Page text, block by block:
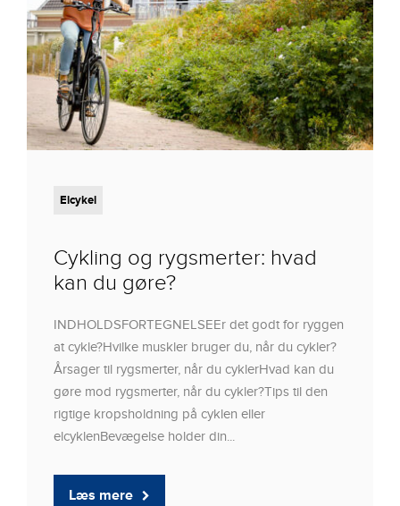
Elcykel
Cykling og rygsmerter: hvad
kan du gøre?
INDHOLDSFORTEGNELSEEr det godt for ryggen
at cykle?Hvilke muskler bruger du, når du cykler?
Årsager til rygsmerter, når du cyklerHvad kan du
gøre mod rygsmerter, når du cykler?Tips til den
rigtige kropsholdning på cyklen eller
elcyklenBevægelse holder din...
Læs mere